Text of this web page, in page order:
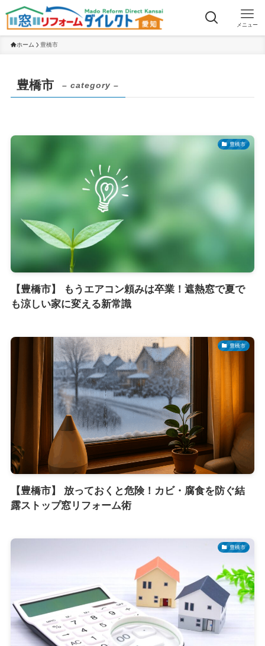
メニュー
ホーム 豊橋市
豊橋市 – category –
豊橋市
【豊橋市】 もうエアコン頼みは卒業！遮熱窓で夏で
も涼しい家に変える新常識
豊橋市
【豊橋市】 放っておくと危険！カビ・腐食を防ぐ結
露ストップ窓リフォーム術
豊橋市